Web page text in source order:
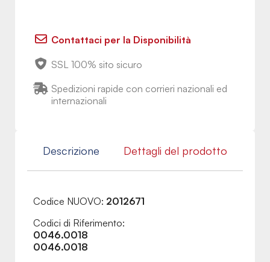
Contattaci per la Disponibilità
SSL 100% sito sicuro
Spedizioni rapide con corrieri nazionali ed
internazionali
Descrizione Dettagli del prodotto
Codice NUOVO: 2012671
Codici di Riferimento:
0046.0018
0046.0018